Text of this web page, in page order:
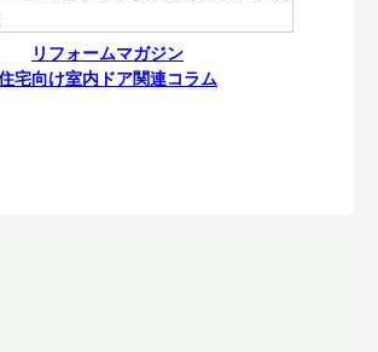
リフォームマガジン
宅向け室内ドア関連コラム